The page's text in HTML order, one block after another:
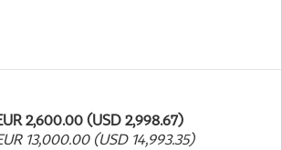
2,600.00 (USD 2,998.67)
13,000.00 (USD 14,993.35)